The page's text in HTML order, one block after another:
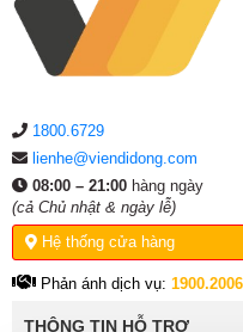
1800.6729
lienhe@viendidong.com
08:00 – 21:00 hàng ngày
(cả Chủ nhật & ngày lễ)
Hệ thống cửa hàng
Phản ánh dịch vụ: 1900.2006
THÔNG TIN HỖ TRỢ